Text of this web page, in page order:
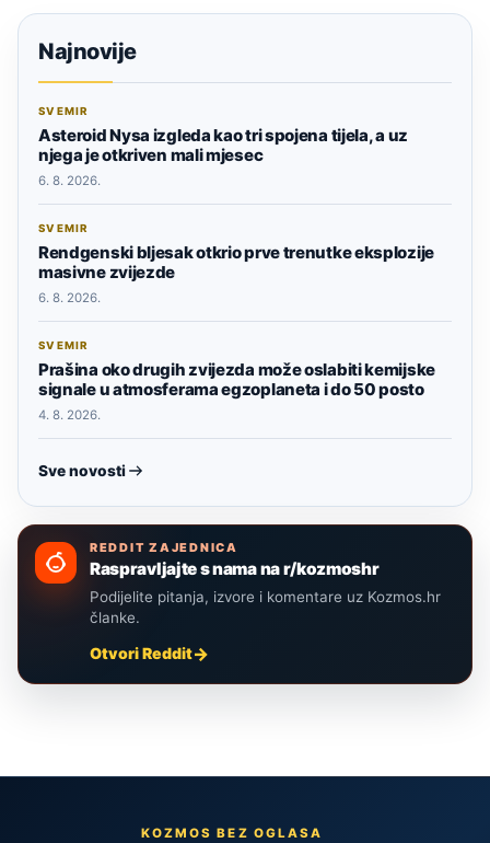
Najnovije
SVEMIR
Asteroid Nysa izgleda kao tri spojena tijela, a uz
njega je otkriven mali mjesec
6. 8. 2026.
SVEMIR
Rendgenski bljesak otkrio prve trenutke eksplozije
masivne zvijezde
6. 8. 2026.
SVEMIR
Prašina oko drugih zvijezda može oslabiti kemijske
signale u atmosferama egzoplaneta i do 50 posto
4. 8. 2026.
Sve novosti
REDDIT ZAJEDNICA
Raspravljajte s nama na r/kozmoshr
Podijelite pitanja, izvore i komentare uz Kozmos.hr
članke.
Otvori Reddit
KOZMOS BEZ OGLASA